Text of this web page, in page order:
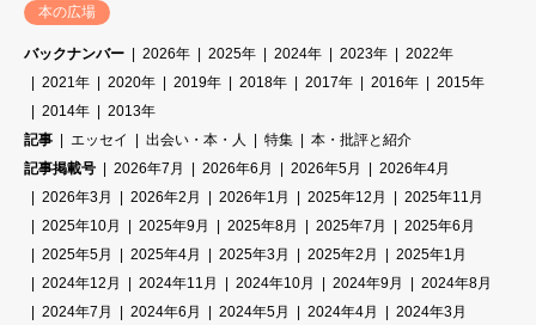
本の広場
バックナンバー 2026年 2025年 2024年 2023年
2022年
2021年
2020年 2019年 2018年 2017年 2016年
2015年
2014年
2013年
記事
エッセイ 出会い・本・人 特集
本・批評と紹介
記事掲載号
2026年7月 2026年6月 2026年5月
2026年4月
2026年3月
2026年2月 2026年1月 2025年12月
2025年11月
2025年10月
2025年9月 2025年8月 2025年7月
2025年6月
2025年5月
2025年4月 2025年3月 2025年2月
2025年1月
2024年12月
2024年11月 2024年10月 2024年9月
2024年8月
2024年7月
2024年6月 2024年5月 2024年4月
2024年3月